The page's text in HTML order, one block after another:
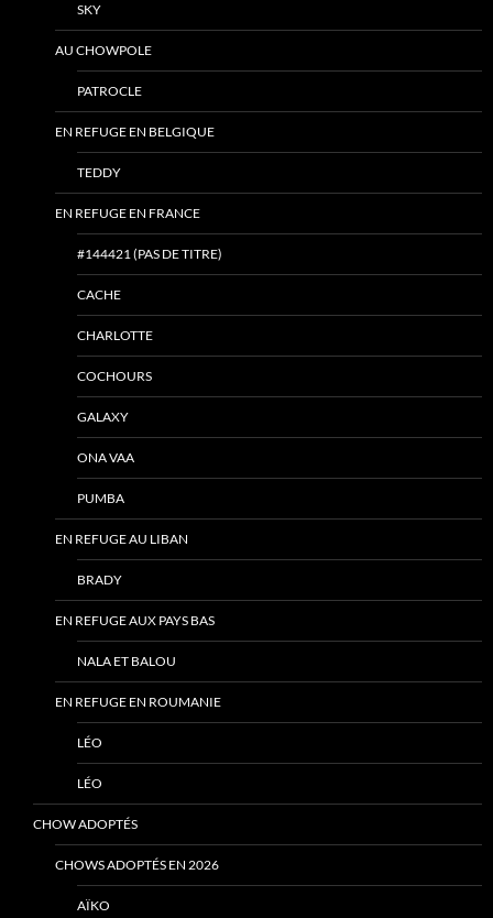
SKY
AU CHOWPOLE
PATROCLE
EN REFUGE EN BELGIQUE
TEDDY
EN REFUGE EN FRANCE
#144421 (PAS DE TITRE)
CACHE
CHARLOTTE
COCHOURS
GALAXY
ONA VAA
PUMBA
EN REFUGE AU LIBAN
BRADY
EN REFUGE AUX PAYS BAS
NALA ET BALOU
EN REFUGE EN ROUMANIE
LÉO
LÉO
CHOW ADOPTÉS
CHOWS ADOPTÉS EN 2026
AÏKO